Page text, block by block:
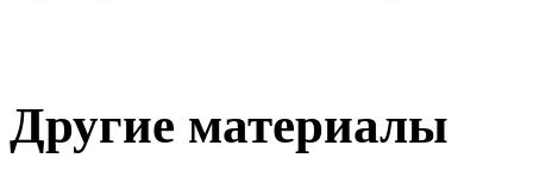
Другие материалы